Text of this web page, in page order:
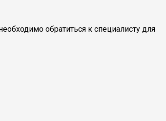
обратиться к специалисту для